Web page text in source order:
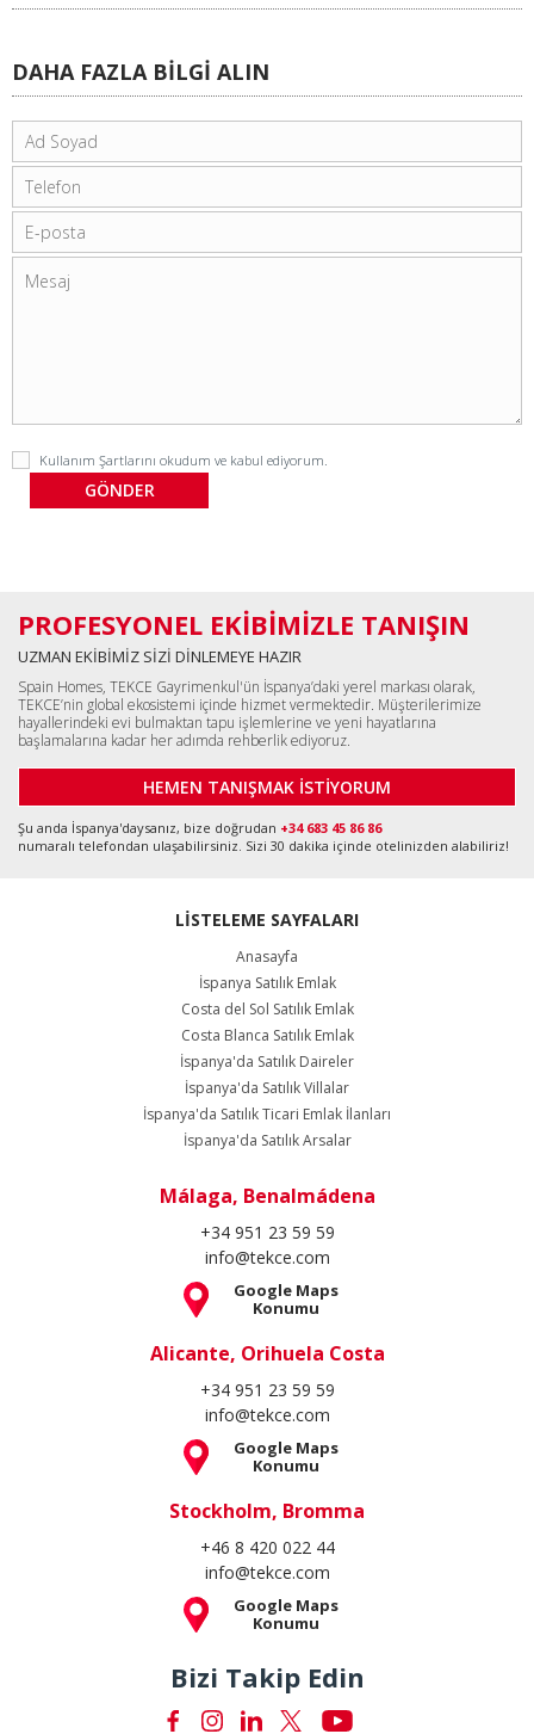
DAHA FAZLA BİLGİ ALIN
Kullanım Şartlarını okudum ve kabul ediyorum.
PROFESYONEL EKİBİMİZLE TANIŞIN
UZMAN EKİBİMİZ SİZİ DİNLEMEYE HAZIR
Spain Homes, TEKCE Gayrimenkul'ün İspanya’daki yerel markası olarak,
TEKCE’nin global ekosistemi içinde hizmet vermektedir. Müşterilerimize
hayallerindeki evi bulmaktan tapu işlemlerine ve yeni hayatlarına
başlamalarına kadar her adımda rehberlik ediyoruz.
HEMEN TANIŞMAK İSTİYORUM
Şu anda İspanya'daysanız, bize doğrudan +34 683 45 86 86
numaralı telefondan ulaşabilirsiniz. Sizi 30 dakika içinde otelinizden alabiliriz!
LİSTELEME SAYFALARI
Anasayfa
İspanya Satılık Emlak
Costa del Sol Satılık Emlak
Costa Blanca Satılık Emlak
İspanya'da Satılık Daireler
İspanya'da Satılık Villalar
İspanya'da Satılık Ticari Emlak İlanları
İspanya'da Satılık Arsalar
Málaga, Benalmádena
+34 951 23 59 59
info@tekce.com
Google Maps
Konumu
Alicante, Orihuela Costa
+34 951 23 59 59
info@tekce.com
Google Maps
Konumu
Stockholm, Bromma
+46 8 420 022 44
info@tekce.com
Google Maps
Konumu
Bizi Takip Edin